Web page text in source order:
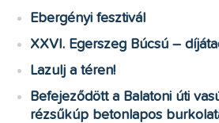
Ebergényi fesztivál
XXVI. Egerszeg Búcsú –
Lazulj a téren!
Befejeződött a Balatoni úti
rézsűkúp betonlapos